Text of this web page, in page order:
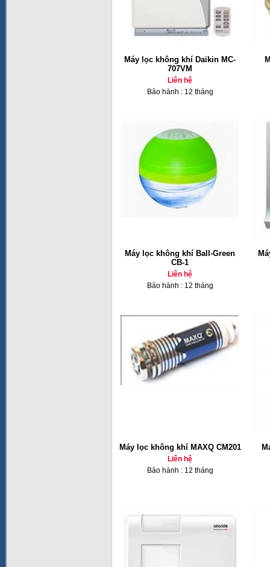
Máy lọc không khí Daikin MC-
707VM
Liên hệ
Bảo hành : 12 tháng
Máy lọc không khí Ball-Green
CB-1
Liên hệ
Bảo hành : 12 tháng
Máy lọc không khí MAXQ CM201
Liên hệ
Bảo hành : 12 tháng